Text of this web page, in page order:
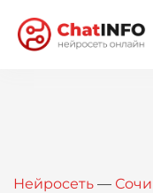
Нейросеть —